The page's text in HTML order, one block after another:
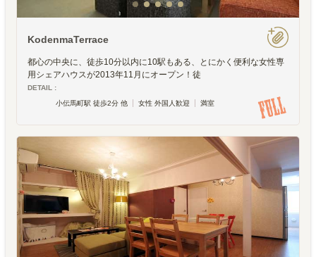
KodenmaTerrace
都心の中央に、徒歩10分以内に10駅もある、とにかく便利な女性専
用シェアハウスが2013年11月にオープン！徒
DETAIL :
小伝馬町駅 徒歩2分 他
女性 外国人歓迎 満室